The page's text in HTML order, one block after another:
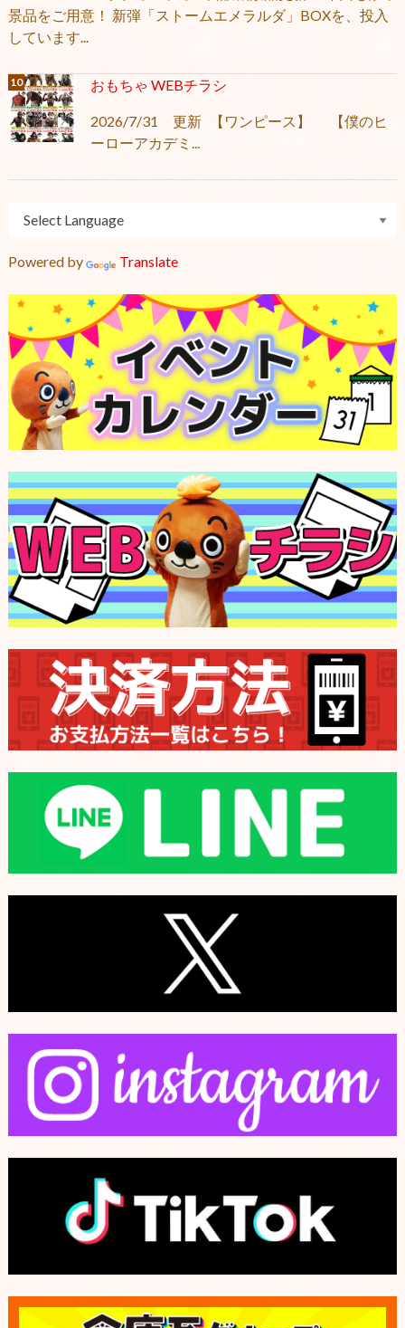
景品をご用意！ 新弾「ストームエメラルダ」BOXを、投入
しています...
おもちゃ WEBチラシ
2026/7/31 更新 【ワンピース】 【僕のヒ
ーローアカデミ...
Powered by Translate